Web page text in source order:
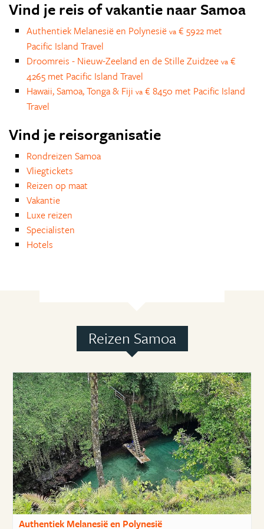
Vind je reis of vakantie naar Samoa
Authentiek Melanesië en Polynesië va € 5922 met
Pacific Island Travel
Droomreis - Nieuw-Zeeland en de Stille Zuidzee va €
4265 met Pacific Island Travel
Hawaii, Samoa, Tonga & Fiji va € 8450 met Pacific Island
Travel
Vind je reisorganisatie
Rondreizen Samoa
Vliegtickets
Reizen op maat
Vakantie
Luxe reizen
Specialisten
Hotels
Reizen Samoa
Authentiek Melanesië en Polynesië